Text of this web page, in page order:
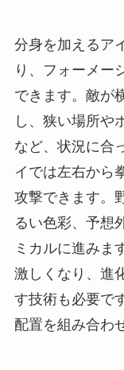
分身を加えるア
り、フォーメー
できます。敵が
し、狭い場所や
など、状況に合
イでは左右から
攻撃できます。
るい色彩、予想
ミカルに進みま
激しくなり、進
す技術も必要で
配置を組み合わ